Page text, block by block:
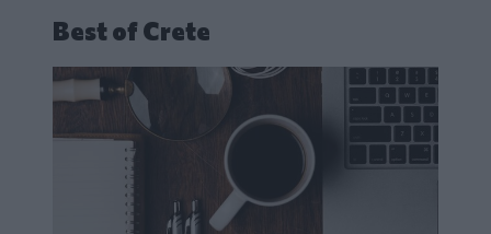
Best of Crete